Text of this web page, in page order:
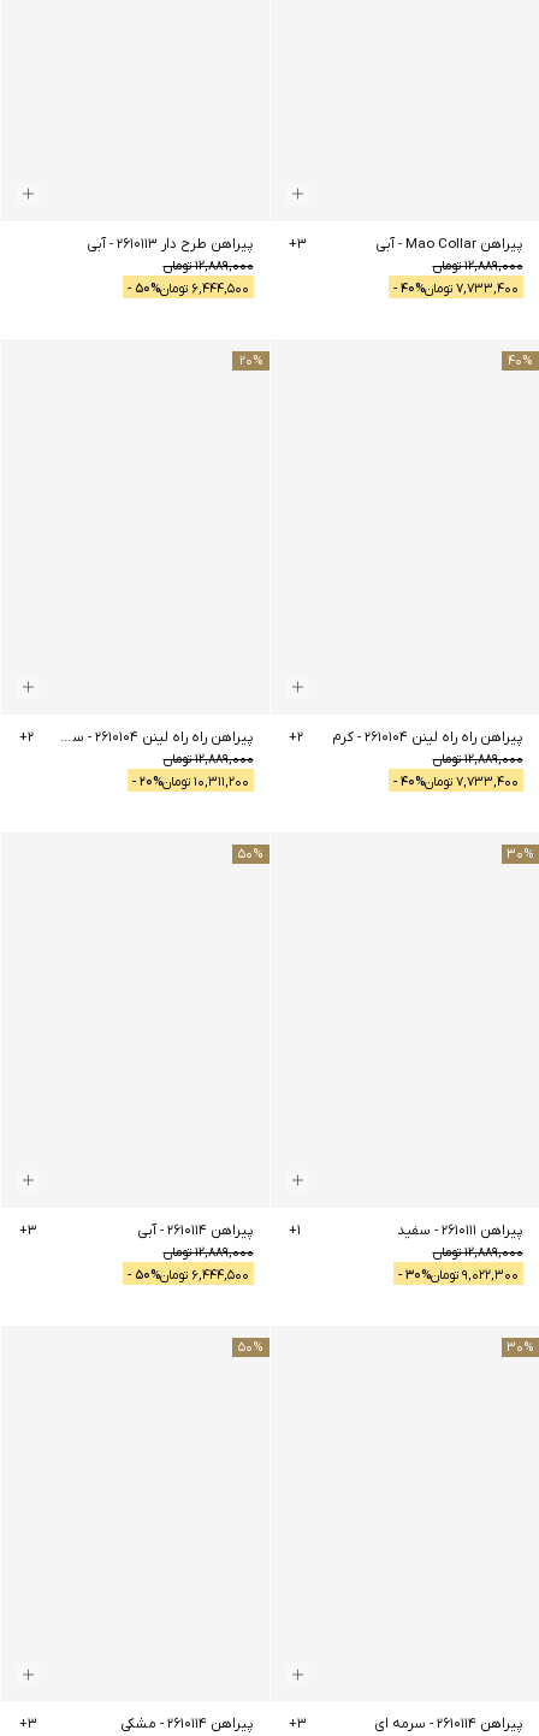
پیراهن Mao Collar -آبی
12,889,000تومان
7,733,400 تومان 40% -
+3 پیراهن طرح دار 2610113 -آبی
12,889,000تومان
6,444,500 تومان 50% -
40%
پیراهن راه راه لینن 2610104 -کرم
12,889,000تومان
7,733,400 تومان 40% -
+2
20%
پیراهن راه راه لینن 2610104 - سرمه ای
12,889,000تومان
10,311,200 تومان 20% -
+2
30%
پیراهن 2610111 - سفید
12,889,000تومان
9,022,300 تومان 30% -
+1
50%
پیراهن 2610114 -آبی
12,889,000تومان
6,444,500 تومان 50% -
+3
30%
پیراهن 2610114 - سرمه ای +3
50%
پیراهن 2610114 - مشکی +3